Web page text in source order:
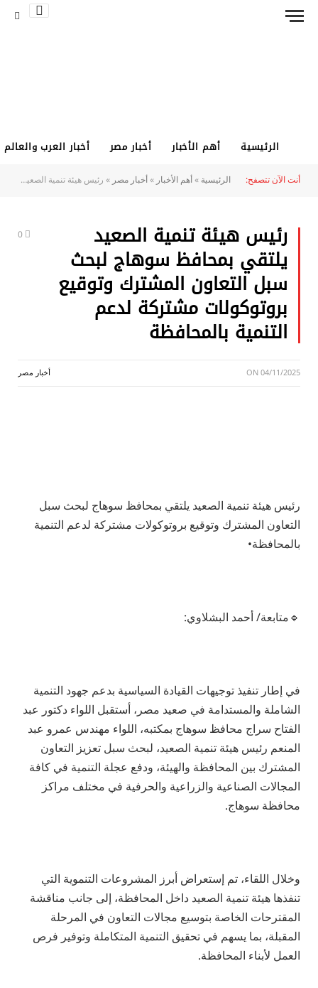
الرئيسية أهم الأخبار أخبار مصر
أخبار العرب والعالم
أنت الآن تتصفح:
الرئيسية»أهم الأخبار»أخبار مصر»رئيس هيئة تنمية الصعيد يلتقي بمحافظ سوهاج لبحث سبل التعاون المشترك وتوقيع بروتوكولات مشتركة لدعم التنمية بالمحافظة
رئيس هيئة تنمية الصعيد
يلتقي بمحافظ سوهاج لبحث
سبل التعاون المشترك وتوقيع
بروتوكولات مشتركة لدعم
التنمية بالمحافظة
ON04/11/2025 أخبار مصر
رئيس هيئة تنمية الصعيد يلتقي بمحافظ سوهاج لبحث سبل
التعاون المشترك وتوقيع بروتوكولات مشتركة لدعم التنمية
بالمحافظة•
🔹متابعة/ أحمد البشلاوي:
في إطار تنفيذ توجيهات القيادة السياسية بدعم جهود التنمية
الشاملة والمستدامة في صعيد مصر، أستقبل اللواء دكتور عبد
الفتاح سراج محافظ سوهاج بمكتبه، اللواء مهندس عمرو عبد
المنعم رئيس هيئة تنمية الصعيد، لبحث سبل تعزيز التعاون
المشترك بين المحافظة والهيئة، ودفع عجلة التنمية في كافة
المجالات الصناعية والزراعية والحرفية في مختلف مراكز
محافظة سوهاج.
وخلال اللقاء، تم إستعراض أبرز المشروعات التنموية التي
تنفذها هيئة تنمية الصعيد داخل المحافظة، إلى جانب مناقشة
المقترحات الخاصة بتوسيع مجالات التعاون في المرحلة
المقبلة، بما يسهم في تحقيق التنمية المتكاملة وتوفير فرص
العمل لأبناء المحافظة.